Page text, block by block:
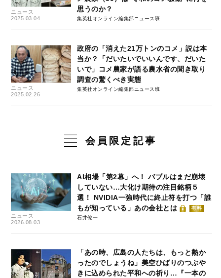
ニュース
2025.03.04
思うのか？
集英社オンライン編集部ニュース班
ニュース
2025.02.26
政府の「消えた21万トンのコメ」説は本
当か？「だいたいでいいんです、だいた
いで」コメ農家が語る農水省の聞き取り
調査の驚くべき実態
集英社オンライン編集部ニュース班
会員限定記事
ニュース
2026.08.03
AI相場「第2幕」へ！ バブルはまだ崩壊
していない…大化け期待の注目銘柄５
選！ NVIDIA一強時代に終止符を打つ「誰
もが知っている」あの会社とは
有料
石井僚一
「あの時、広島の人たちは、もっと熱か
ったのでしょうね」美空ひばりのつぶや
きに込められた平和への祈り…『一本の